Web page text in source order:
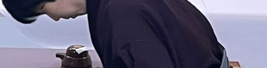
む将棋